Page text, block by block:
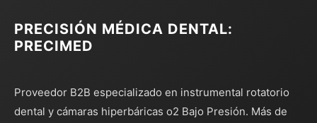
PRECISIÓN MÉDICA DENTAL:
PRECIMED
Proveedor B2B especializado en instrumental rotatorio
dental y cámaras hiperbáricas o2 Bajo Presión. Más de